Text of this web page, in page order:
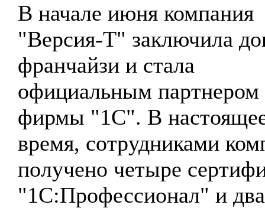
В начале июня компания
"Версия-Т" заключила
франчайзи и стала
официальным партнером
фирмы "1С". В
время, сотрудниками
получено четыре
"1С:Профессионал" и два